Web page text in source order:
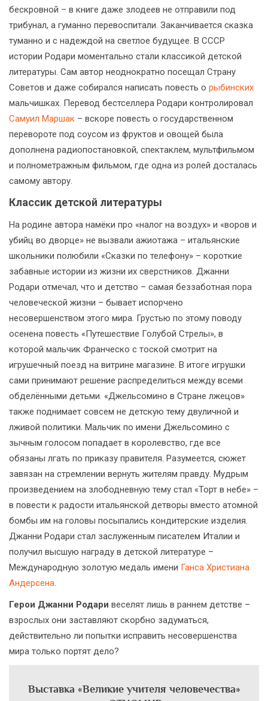
бескровной – в книге даже злодеев не отправили под
трибунал, а гуманно перевоспитали. Заканчивается сказка
туманно и с надеждой на светлое будущее. В СССР
истории Родари моментально стали классикой детской
литературы. Сам автор неоднократно посещал Страну
Советов и даже собирался написать повесть о рыбинских
мальчишках. Перевод бестселлера Родари контролировал
Самуил Маршак – вскоре повесть о государственном
перевороте под соусом из фруктов и овощей была
дополнена радиопостановкой, спектаклем, мультфильмом
и полнометражным фильмом, где одна из ролей досталась
самому автору.
Классик детской литературы
На родине автора намёки про «налог на воздух» и «воров и
убийц во дворце» не вызвали ажиотажа – итальянские
школьники полюбили «Сказки по телефону» – короткие
забавные истории из жизни их сверстников. Джанни
Родари отмечал, что и детство – самая беззаботная пора
человеческой жизни – бывает испорчено
несовершенством этого мира. Грустью по этому поводу
осенена повесть «Путешествие Голубой Стрелы», в
которой мальчик Франческо с тоской смотрит на
игрушечный поезд на витрине магазине. В итоге игрушки
сами принимают решение распределиться между всеми
обделёнными детьми. «Джельсомино в Стране лжецов»
также поднимает совсем не детскую тему двуличной и
лживой политики. Мальчик по имени Джельсомино с
зычным голосом попадает в королевство, где все
обязаны лгать по приказу правителя. Разумеется, сюжет
завязан на стремлении вернуть жителям правду. Мудрым
произведением на злободневную тему стал «Торт в небе» –
в повести к радости итальянской детворы вместо атомной
бомбы им на головы посыпались кондитерские изделия.
Джанни Родари стал заслуженным писателем Италии и
получил высшую награду в детской литературе –
Международную золотую медаль имени Ганса Христиана
Андерсена.
Герои Джанни Родари веселят лишь в раннем детстве –
взрослых они заставляют скорбно задуматься,
действительно ли попытки исправить несовершенства
мира только портят дело?
Выставка «Великие учителя человечества»